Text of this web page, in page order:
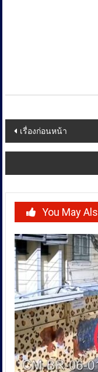
Post
navigation
เรื่องก่อนหน้า
You May